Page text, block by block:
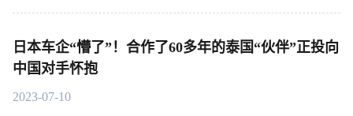
日本车企“懵了”！合作了60多年的泰国“伙伴”正投向
中国对手怀抱
2023-07-10